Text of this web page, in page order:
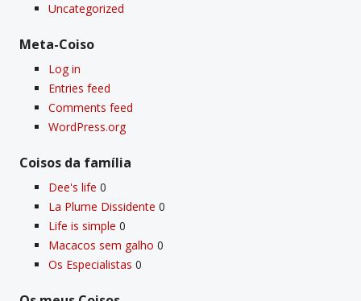
Uncategorized
Meta-Coiso
Log in
Entries feed
Comments feed
WordPress.org
Coisos da famí­lia
Dee's life 0
La Plume Dissidente 0
Life is simple 0
Macacos sem galho 0
Os Especialistas 0